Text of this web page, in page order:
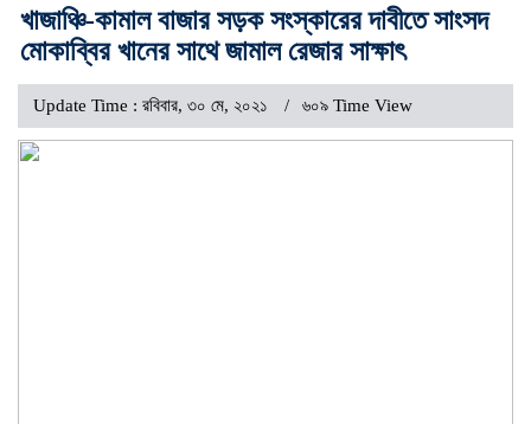
খাজাঞ্চি-কামাল বাজার সড়ক সংস্কারের দাবীতে সাংসদ
মোকাব্বির খানের সাথে জামাল রেজার সাক্ষাৎ
Update Time : রবিবার, ৩০ মে, ২০২১ ৬০৯ Time View